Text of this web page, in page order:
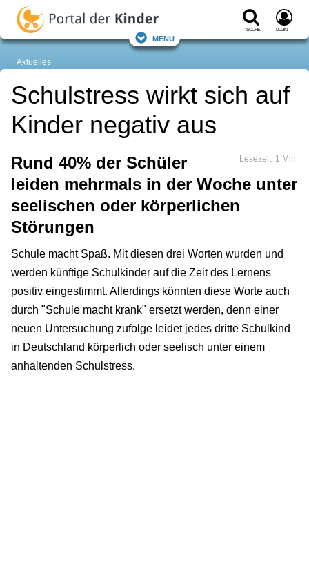
Suche Login
Menü
Aktuelles
Schulstress wirkt sich auf
Kinder negativ aus
Lesezeit: 1 Min.
Rund 40% der Schüler
leiden mehrmals in der Woche unter
seelischen oder körperlichen
Störungen
Schule macht Spaß. Mit diesen drei Worten wurden und
werden künftige Schulkinder auf die Zeit des Lernens
positiv eingestimmt. Allerdings könnten diese Worte auch
durch "Schule macht krank" ersetzt werden, denn einer
neuen Untersuchung zufolge leidet jedes dritte Schulkind
in Deutschland körperlich oder seelisch unter einem
anhaltenden Schulstress.